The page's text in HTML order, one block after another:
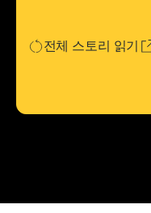
전체 스토리 읽기